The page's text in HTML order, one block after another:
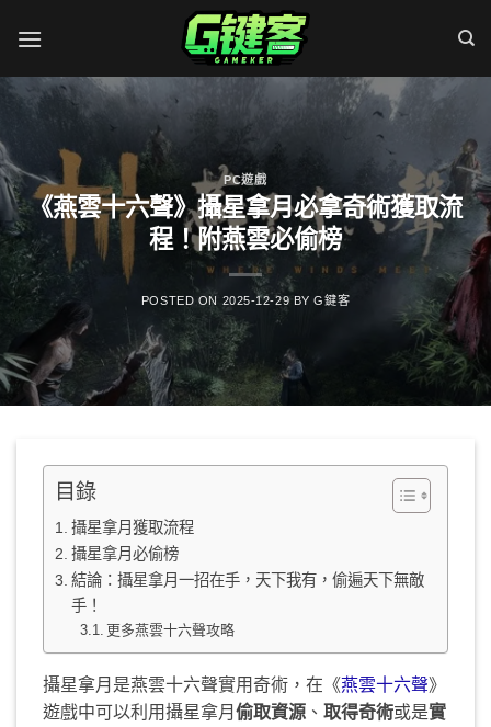
PC遊戲
《燕雲十六聲》攝星拿月必拿奇術獲取流
程！附燕雲必偷榜
POSTED ON 2025-12-29 BYG鍵客
目錄
攝星拿月獲取流程
攝星拿月必偷榜
結論：攝星拿月一招在手，天下我有，偷遍天下無敵
手！
更多燕雲十六聲攻略
攝星拿月是燕雲十六聲實用奇術，在《燕雲十六聲》
遊戲中可以利用攝星拿月 偷取資源 、 取得奇術或是實